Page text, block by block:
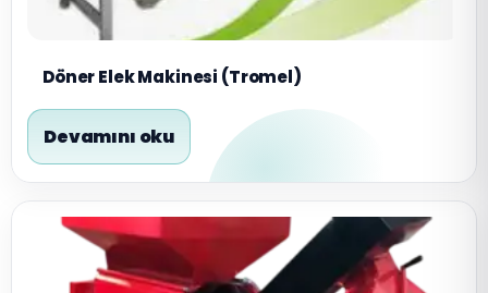
Döner Elek Makinesi (Tromel)
Devamını oku